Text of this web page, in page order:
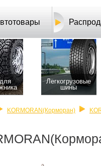
Легкогрузовые
шины
KORMORAN(Корморан)